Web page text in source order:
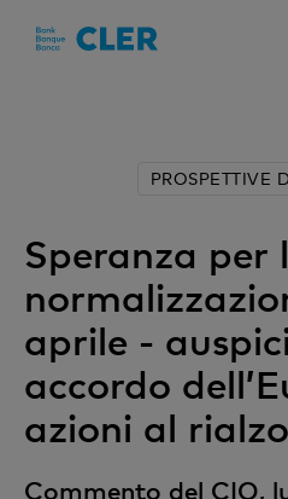
PROSPETTIVE
Speranza per
aprile -
accordo
azioni al rialzo
Commento del CIO,